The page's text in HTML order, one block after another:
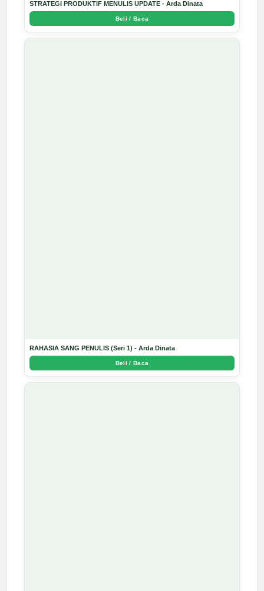
STRATEGI PRODUKTIF MENULIS UPDATE - Arda Dinata
Beli / Baca
RAHASIA SANG PENULIS (Seri 1) - Arda Dinata
Beli / Baca